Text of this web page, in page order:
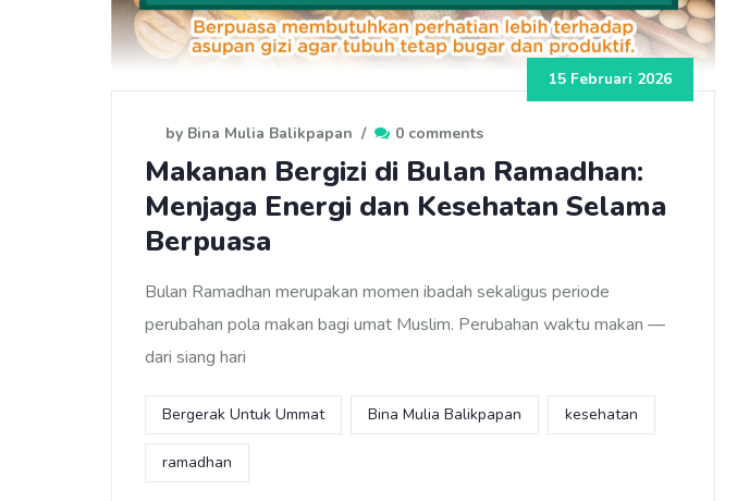
15 Februari 2026
by Bina Mulia Balikpapan / 0 comments
Makanan Bergizi di Bulan Ramadhan:
Menjaga Energi dan Kesehatan Selama
Berpuasa
Bulan Ramadhan merupakan momen ibadah sekaligus periode
perubahan pola makan bagi umat Muslim. Perubahan waktu makan —
dari siang hari
Bergerak Untuk Ummat Bina Mulia Balikpapan kesehatan
ramadhan